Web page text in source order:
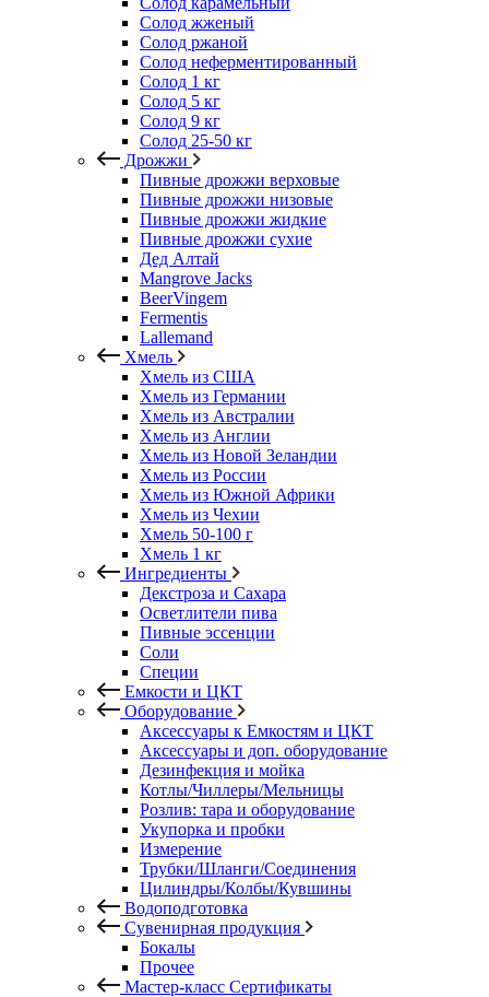
Солод жженый
Солод ржаной
Солод неферментированный
Солод 1 кг
Солод 5 кг
Солод 9 кг
Солод 25-50 кг
Дрожжи
Пивные дрожжи верховые
Пивные дрожжи низовые
Пивные дрожжи жидкие
Пивные дрожжи сухие
Дед Алтай
Mangrove Jacks
BeerVingem
Fermentis
Lallemand
Хмель
Хмель из США
Хмель из Германии
Хмель из Австралии
Хмель из Англии
Хмель из Новой Зеландии
Хмель из России
Хмель из Южной Африки
Хмель из Чехии
Хмель 50-100 г
Хмель 1 кг
Ингредиенты
Декстроза и Сахара
Осветлители пива
Пивные эссенции
Соли
Специи
Емкости и ЦКТ
Оборудование
Аксессуары к Емкостям и ЦКТ
Аксессуары и доп. оборудование
Дезинфекция и мойка
Котлы/Чиллеры/Мельницы
Розлив: тара и оборудование
Укупорка и пробки
Измерение
Трубки/Шланги/Соединения
Цилиндры/Колбы/Кувшины
Водоподготовка
Сувенирная продукция
Бокалы
Прочее
Мастер-класс Сертификаты